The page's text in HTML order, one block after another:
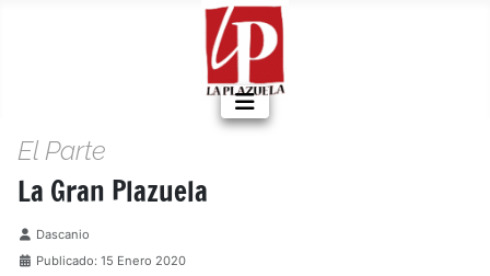
El Parte
La Gran Plazuela
Detalles
Dascanio
Publicado: 15 Enero 2020